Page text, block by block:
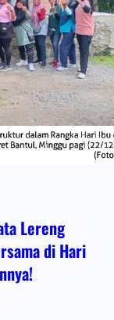
Lereng
di Hari